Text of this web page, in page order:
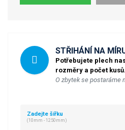
STŘIHÁNÍ NA
Potřebujete plech
rozměry a počet kusů.
O zbytek se postaráme
Zadejte šířku
(10mm - 1250mm)